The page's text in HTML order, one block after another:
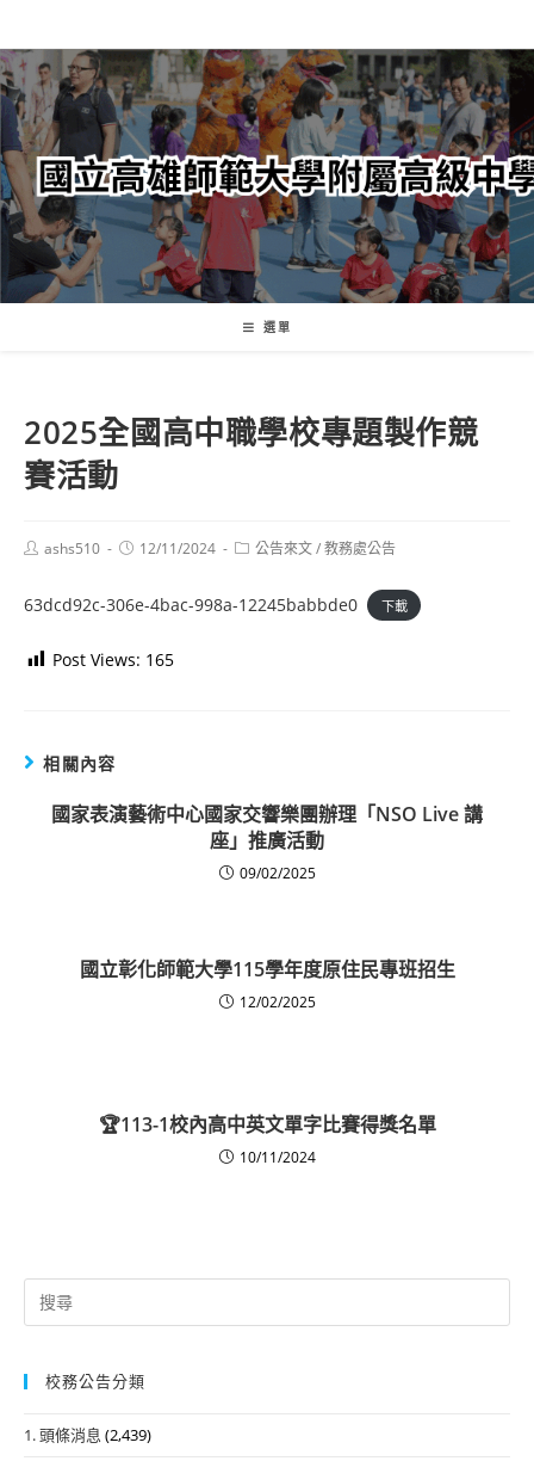
轉
至
主
內
容
選單
2025全國高中職學校專題製作競
賽活動
Postashs510
Post12/11/2024
Post公告來文/教務處公告
63dcd92c-306e-4bac-998a-12245babbde0 下載
Post Views: 165
相關內容
國家表演藝術中心國家交響樂團辦理「NSO Live 講
座」推廣活動
09/02/2025
國立彰化師範大學115學年度原住民專班招生
12/02/2025
🏆113-1校內高中英文單字比賽得獎名單
10/11/2024
Search
for:
校務公告分類
1. 頭條消息 (2,439)